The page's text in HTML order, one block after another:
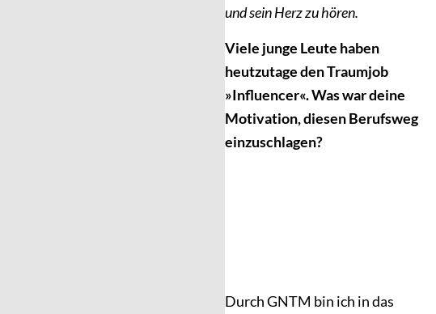
und sein Herz zu hören.
Viele junge Leute haben
heutzutage den Traumjob
»Influencer«. Was war deine
Motivation, diesen Berufsweg
einzuschlagen?
Durch GNTM bin ich in das